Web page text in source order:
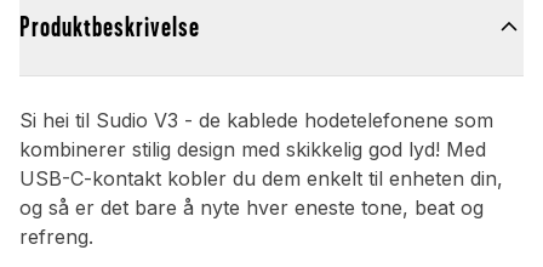
Produktbeskrivelse
Si hei til Sudio V3 - de kablede hodetelefonene som
kombinerer stilig design med skikkelig god lyd! Med
USB-C-kontakt kobler du dem enkelt til enheten din,
og så er det bare å nyte hver eneste tone, beat og
refreng.